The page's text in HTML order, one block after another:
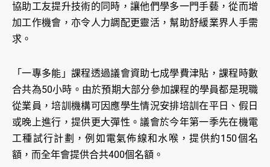
協助工友提升技術的同時，讓他們學多一門手藝，從而增
加工作機會，亦令人力調配更靈活，幫助舒緩業界人手需
求。
「一專多能」課程透過議會資助七成學費津貼，課程時數
合共為50小時。由於預期大部分參加課程的學員都是現職
從業員，培訓機構可因應學生情況安排培訓在平日、假日
或晚上進行，提供更大彈性。議會於今年第一季先在機電
工種試行計劃，例如電氣佈線和水喉，提供約150個名
額，而全年會提供合共400個名額。